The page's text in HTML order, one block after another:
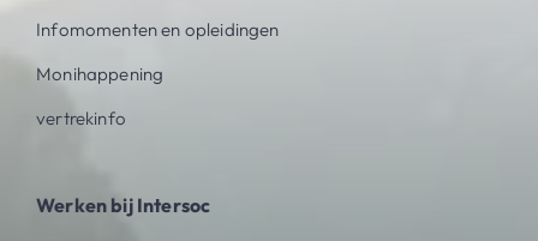
Infomomenten en opleidingen
Monihappening
vertrekinfo
Werken bij Intersoc